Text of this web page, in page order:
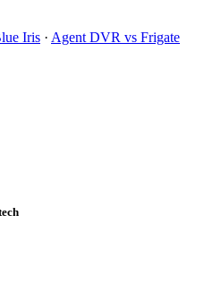
Iris · Agent DVR vs Frigate